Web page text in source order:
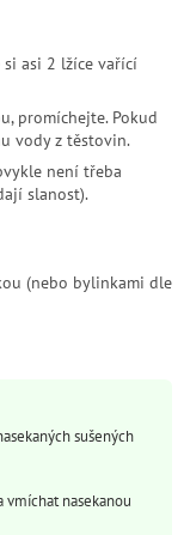
asi 2 lžíce vařící
promíchejte. Pokud
vody z těstovin.
není třeba
slanost).
(nebo bylinkami dle
sušených
nasekanou